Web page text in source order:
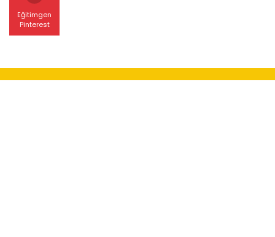
Eğitimgen
Pinterest